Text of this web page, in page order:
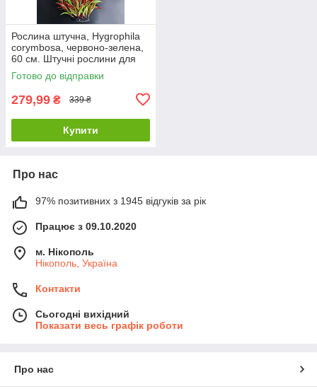
Рослина штучна, Hygrophila
corymbosa, червоно-зелена,
60 см. Штучні рослини для
тераріуму.
Готово до відправки
279,99 ₴ 339 ₴
Купити
Про нас
97% позитивних з 1945 відгуків за рік
Працює з 09.10.2020
м. Нікополь
Нікополь, Україна
Контакти
Сьогодні вихідний
Показати весь графік роботи
Про нас